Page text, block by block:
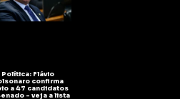
Política: Flávio
confirma
a 47 candidatos
– veja a lista